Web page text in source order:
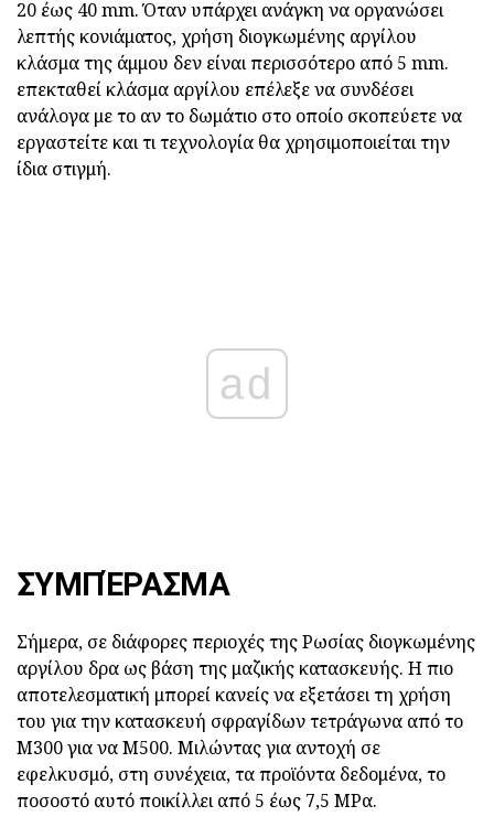
20 έως 40 mm. Όταν υπάρχει ανάγκη να οργανώσει
λεπτής κονιάματος, χρήση διογκωμένης αργίλου
κλάσμα της άμμου δεν είναι περισσότερο από 5 mm.
επεκταθεί κλάσμα αργίλου επέλεξε να συνδέσει
ανάλογα με το αν το δωμάτιο στο οποίο σκοπεύετε να
εργαστείτε και τι τεχνολογία θα χρησιμοποιείται την
ίδια στιγμή.
ad
ΣΥΜΠΈΡΑΣΜΑ
Σήμερα, σε διάφορες περιοχές της Ρωσίας διογκωμένης
αργίλου δρα ως βάση της μαζικής κατασκευής. Η πιο
αποτελεσματική μπορεί κανείς να εξετάσει τη χρήση
του για την κατασκευή σφραγίδων τετράγωνα από το
M300 για να M500. Μιλώντας για αντοχή σε
εφελκυσμό, στη συνέχεια, τα προϊόντα δεδομένα, το
ποσοστό αυτό ποικίλλει από 5 έως 7,5 ΜΡα.